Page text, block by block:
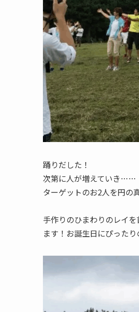
踊りだした！
次第に人が増えていき……
ターゲットのお2人を円の
手作りのひまわりのレイ
ます！お誕生日にぴったり